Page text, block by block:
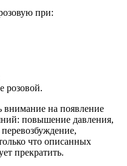
при:
розовой.
на появление
повышение давления,
что описанных
прекратить.